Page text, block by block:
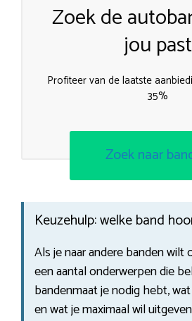
Zoek de
jou past
Profiteer van de laatste
35%
Zoek naar
Keuzehulp: welke band
Als je naar andere banden wilt
een aantal onderwerpen die
bandenmaat je nodig hebt,
en wat je maximaal wil